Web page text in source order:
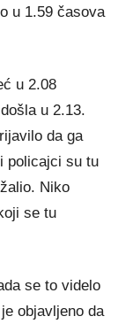
u 1.59 časova
u 2.08
u 2.13.
da ga
policajci su tu
Niko
se tu
se to videlo
objavljeno da